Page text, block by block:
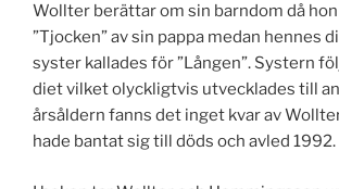
Wollter berättar om sin barndom då
”Tjocken” av sin pappa medan hennes
syster kallades för ”Lången”. Systern
diet vilket olyckligtvis utvecklades till
årsåldern fanns det inget kvar av
hade bantat sig till döds och avled 1992.